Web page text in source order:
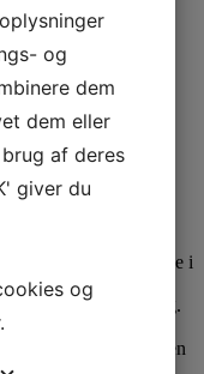
renovering med
privilegiet af at deltage i
omfattede
fjernede en tilbygning.
facade sig
fra tilbygningen
og
dem
dem eller
af deres
giver du
og
.